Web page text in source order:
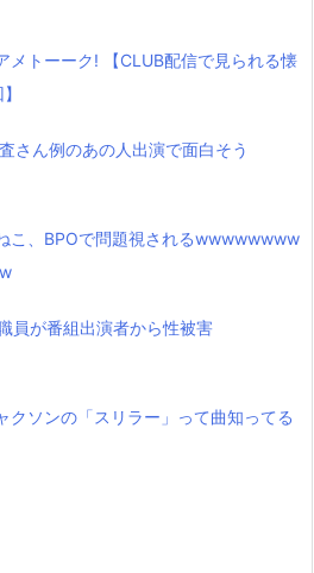
メトーーク! 【CLUB配信で見られる懐
さん例のあの人出演で面白そう
こ、BPOで問題視されるwwwwwwww
員が番組出演者から性被害
クソンの「スリラー」って曲知ってる